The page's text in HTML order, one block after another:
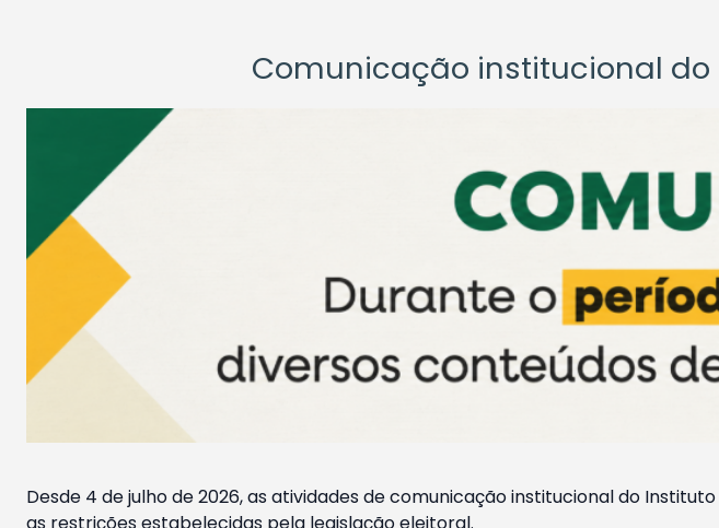
Comunicação institucional do
Desde 4 de julho de 2026, as atividades de comunicação institucional do